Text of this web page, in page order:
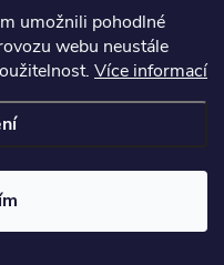
umožnili pohodlné
webu neustále
Více informací